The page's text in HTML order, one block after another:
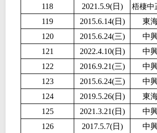
118 2021.5.9(日) 梧棲中
119 2015.6.14(日)
東
120
2015.6.24(三)
中
121
2022.4.10(日)
中
122
2016.9.21(三)
中
123
2015.6.24(三)
中
124
2019.5.26(日)
東
125
2021.3.21(日)
中
126
2017.5.7(日)
中